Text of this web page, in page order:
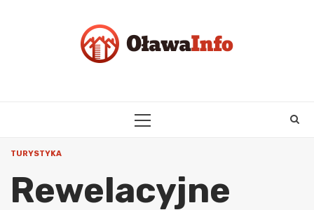
PRIMARY
TURYSTYKA
Rewelacyjne